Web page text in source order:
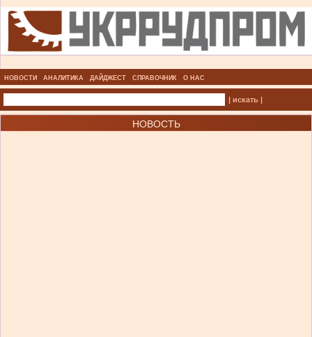
НОВОСТИ АНАЛИТИКА ДАЙДЖЕСТ СПРАВОЧНИК О НАС
| искать |
НОВОСТЬ